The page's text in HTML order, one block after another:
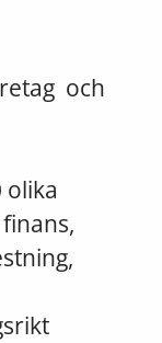
och
olika